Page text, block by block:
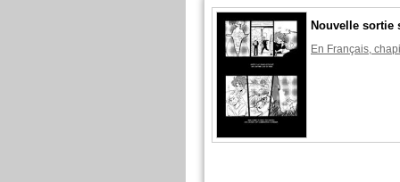
Nouvelle sortie
En Français,